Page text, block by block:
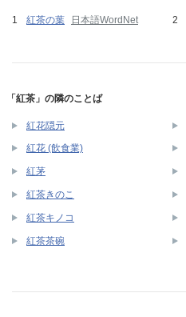
紅茶の葉 日本語WordNet
「紅茶」の隣のことば
紅花隠元
紅花 (飲食業)
紅茅
紅茶きのこ
紅茶キノコ
紅茶茶碗